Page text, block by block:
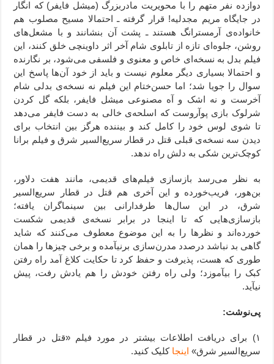
دوازده نفر متهم را با محویریت مادربزرگ (میشل فایفر) که انگار
در جایگاه مریم مجدلیه! قرار گرفته ـ احتمالا مسیح مصلوب هم
خانواده‌ی آرمسترانگ هستند ـ پشت آن بنشانند و با مشعل‌های
روشن، جلوه‌ای تازه از تابلوی شام آخر اثر داوینچی خلق کنند، این
فیلم بدل به نسخه‌ای خاص و معنوی و فلسفی می‌شود، بر نگارنده
و احتمالا بسیاری دیگر معلوم نیست و باید از خود آن‌ها پاسخ این
سوال را جویا شد؛ اما حسن‌ختام این فیلم نه نسخه‌ی بدلی شام
آخرست و نه اشک و آه مصنوعی میشل فایفر، بلکه گل کردن
شرلوک بازی پوآروست که اسلحه‌ی خالی به دست فایفر می‌دهد
تا شوی لوس خود را کامل کند و بیننده هرگز بین انتخاب برای
دیدن سه نسخه‌ی قبلی قتل در قطار سریع‌السیر شرق و فیلم برانا
کوچک‌ترین شکی به دلش راه ندهد.
به نظر می‌رسد بازسازی فیلم‌های قدیمی، مانند هفت دلاور،
بن‌هور، فریب‌خورده و این آخری هم قتل در قطار سریع‌السیر
شرق، در این سال‌ها طرفدارانی بین سینماگران یافته؛
بازسازی‌هایی که تا اینجا در برابر نسخه‌ی قدیمی شکست
خورده‌اند و نظرها را به این موضوع معطوف می‌کنند که شاید
گاهی بد نباشد درصدد مدرن‌سازی برنیآمده و برخی چیزها را همان
طوری که هست، پذیرفت و حفظ کرد تا حکایت کلاغ آمد راه رفتن
کبک را بیآموزد؛ ولی راه رفتن خودش را هم یادش رفت، پیش
نیآید.
پی‌نوشت:
۱) برای دریافت اطلاعات بیشتر در مورد فیلم «قتل در قطار
سریع‌السیر شرق» اینجا کلیک کنید.